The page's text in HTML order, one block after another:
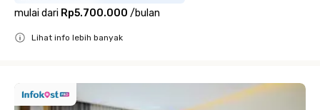
mulai dari Rp5.700.000 /bulan
Lihat info lebih banyak